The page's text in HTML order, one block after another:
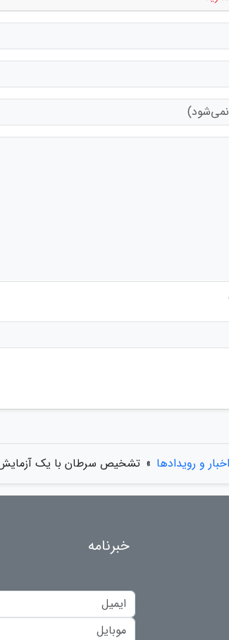
اخبار و رویدادها » تشخیص سرطان با یک آزمایش
خبرنامه